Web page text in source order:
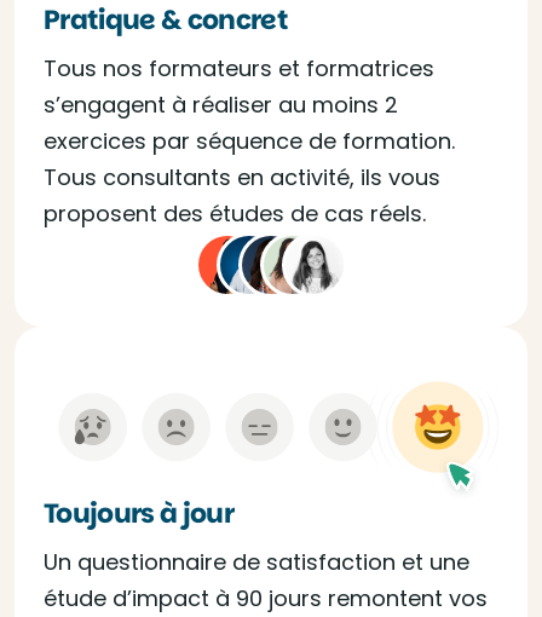
Pratique & concret
Tous nos formateurs et formatrices
s’engagent à réaliser au moins 2
exercices par séquence de formation.
Tous consultants en activité, ils vous
proposent des études de cas réels.
Toujours à jour
Un questionnaire de satisfaction et une
étude d’impact à 90 jours remontent vos